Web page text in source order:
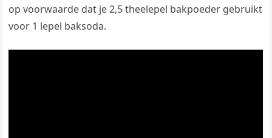
op voorwaarde dat je 2,5 theelepel bakpoeder gebruikt
voor 1 lepel baksoda.